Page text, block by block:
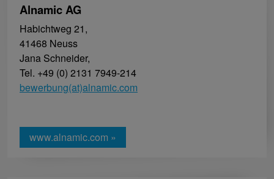
Alnamic AG
Habichtweg 21,
41468 Neuss
Jana Schneider,
Tel. +49 (0) 2131 7949-214
bewerbung(at)alnamic.com
www.alnamic.com »